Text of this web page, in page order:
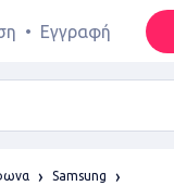
• Εγγραφή
Samsung